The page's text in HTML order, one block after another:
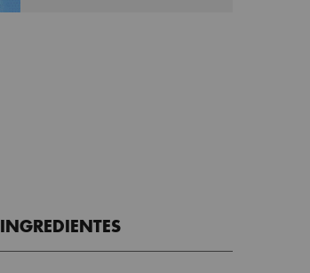
INGREDIENTES